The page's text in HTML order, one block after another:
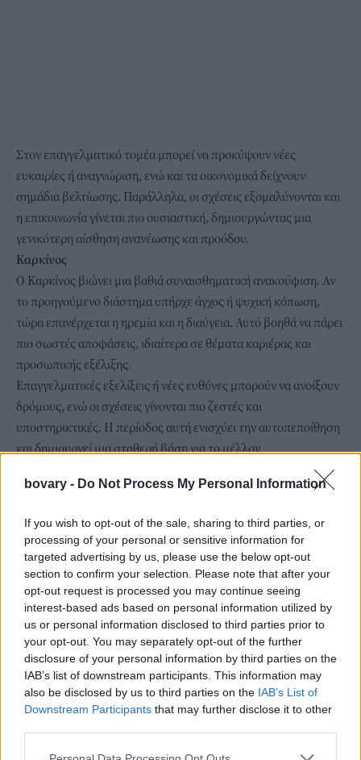
bovary - Do Not Process My Personal Information
If you wish to opt-out of the sale, sharing to third parties, or
processing of your personal or sensitive information for
targeted advertising by us, please use the below opt-out
section to confirm your selection. Please note that after your
opt-out request is processed you may continue seeing
interest-based ads based on personal information utilized by
us or personal information disclosed to third parties prior to
your opt-out. You may separately opt-out of the further
disclosure of your personal information by third parties on the
IAB’s list of downstream participants. This information may
also be disclosed by us to third parties on the IAB’s List of
Downstream Participants that may further disclose it to other
Στον επαγγελματικό τομέα μπορεί να προκύψουν νέες
ευκαιρίες ή αναγνώριση, ενώ και τα οικονομικά δείχνουν
σημάδια βελτίωσης. Παράλληλα, οι σχέσεις εξομαλύνονται και
η επικοινωνία γίνεται πιο ουσιαστική, δημιουργώντας μια
γενικότερη αίσθηση ανανέωσης και προόδου.
Καρκίνος
Ο Καρκίνος βιώνει μια βαθιά συναισθηματική ανακούφιση. Αν
το προηγούμενο διάστημα υπήρχε άγχος ή ψυχική κόπωση,
τώρα επανέρχεται η ηρεμία και η διαύγεια. Αυτό βοηθά να πάρει
πιο σωστές αποφάσεις, ιδιαίτερα σε θέματα καριέρας και
προσωπικής εξέλιξης.
Επαγγελματικές εξελίξεις ή νέες ευθύνες μπορούν να ανοίξουν
δρόμους, ενώ οι σχέσεις γίνονται πιο ζεστές και
υποστηρικτικές. Η περίοδος αυτή ενισχύει την αυτοπεποίθηση
και δημιουργεί μια σταθερή βάση για το μέλλον.
Ο Παρθένος βλέπει τις προσπάθειές του να αποδίδουν
αναγνωρίζονται, ενώ τα εμπόδια υποχωρούν. Εμφανίζονται νέες
ευκαιρίες σε καριέρα και οικονομικά, ίσως και μια νέα
κατεύθυνση που εμπνέει αλλαγές.